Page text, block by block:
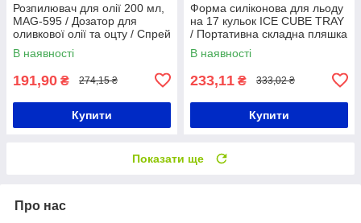
Розпилювач для олії 200 мл,
MAG-595 / Дозатор для
оливкової олії та оцту / Cпрей
для олії
В наявності
191,90 ₴ 274,15 ₴
Купити
Форма силіконова для льоду
на 17 кульок ICE CUBE TRAY
/ Портативна складна пляшка
для льоду
В наявності
233,11 ₴ 333,02 ₴
Купити
Показати ще
Про нас